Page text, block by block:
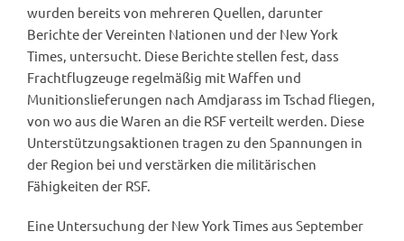
wurden bereits von mehreren Quellen, darunter
Berichte der Vereinten Nationen und der New York
Times, untersucht. Diese Berichte stellen fest, dass
Frachtflugzeuge regelmäßig mit Waffen und
Munitionslieferungen nach Amdjarass im Tschad fliegen,
von wo aus die Waren an die RSF verteilt werden. Diese
Unterstützungsaktionen tragen zu den Spannungen in
der Region bei und verstärken die militärischen
Fähigkeiten der RSF.
Eine Untersuchung der New York Times aus September